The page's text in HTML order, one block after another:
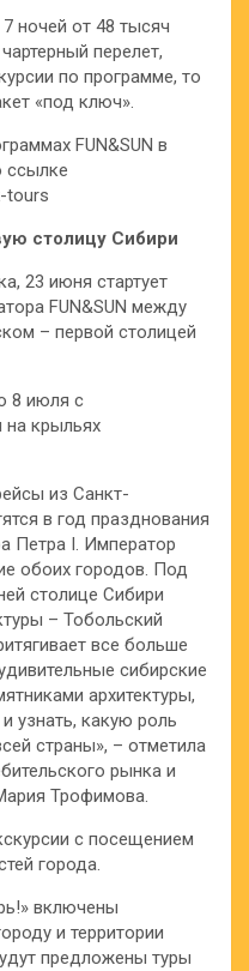
ночей от 48 тысяч
перелет,
по программе, то
«под ключ».
FUN&SUN в
ссылке
tours
столицу Сибири
23 июня стартует
FUN&SUN между
– первой столицей
8 июля с
на крыльях
из Санкт-
в год празднования
Петра I. Император
обоих городов. Под
столице Сибири
– Тобольский
все больше
сибирские
архитектуры,
узнать, какую роль
страны», – отметила
рынка и
Трофимова.
с посещением
города.
включены
и территории
предложены туры